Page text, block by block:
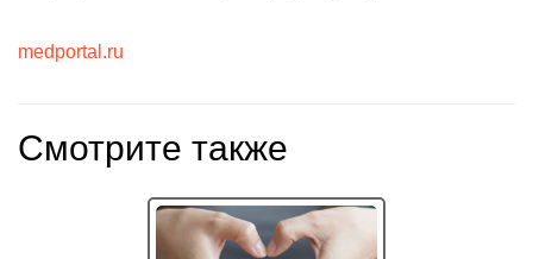
medportal.ru
Смотрите также